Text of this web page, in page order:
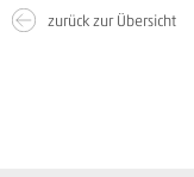
zurück zur Übersicht